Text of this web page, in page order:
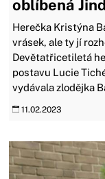
oblíbená
Herečka Kristýna
vrásek, ale ty jí
Devětatřicetiletá
postavu Lucie
vydávala zlodějka
11.02.2023